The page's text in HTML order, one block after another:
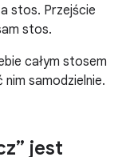
stos. Przejście
stos.
całym stosem
samodzielnie.
jest